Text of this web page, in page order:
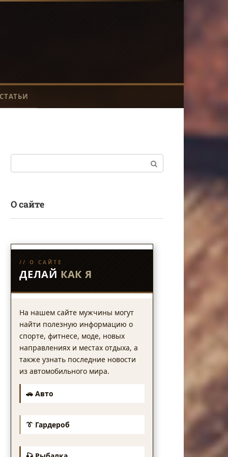
О сайте
// О САЙТЕ
ДЕЛАЙ КАК Я
На нашем сайте мужчины могут
найти полезную информацию о
спорте, фитнесе, моде, новых
направлениях и местах отдыха, а
также узнать последние новости
из автомобильного мира.
🚗 Авто
👔 Гардероб